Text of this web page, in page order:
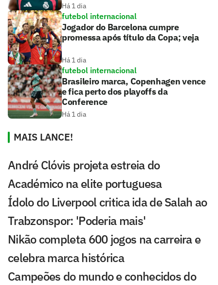
Há 1 dia
futebol internacional
Jogador do Barcelona cumpre
promessa após título da Copa; veja
Há 1 dia
futebol internacional
Brasileiro marca, Copenhagen vence
e fica perto dos playoffs da
Conference
Há 1 dia
MAIS LANCE!
André Clóvis projeta estreia do
Académico na elite portuguesa
Ídolo do Liverpool critica ida de Salah ao
Trabzonspor: 'Poderia mais'
Nikão completa 600 jogos na carreira e
celebra marca histórica
Campeões do mundo e conhecidos do